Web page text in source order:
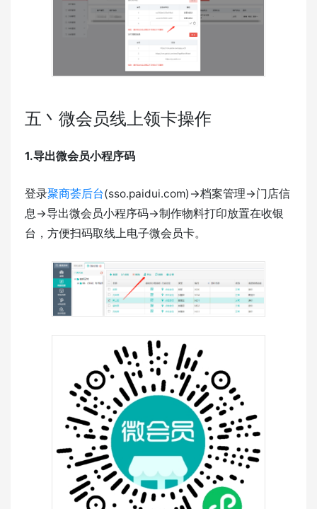
五丶微会员线上领卡操作
1.导出微会员小程序码
登录聚商荟后台(sso.paidui.com)->档案管理->门店信
息->导出微会员小程序码->制作物料打印放置在收银
台，方便扫码取线上电子微会员卡。